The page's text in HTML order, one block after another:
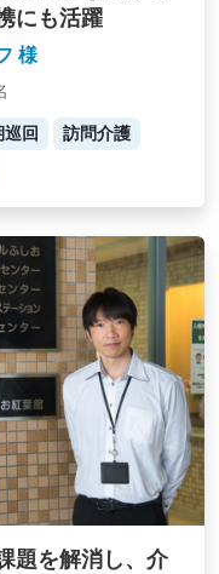
にも活躍
様
巡回
訪問介護
題を解消し、介